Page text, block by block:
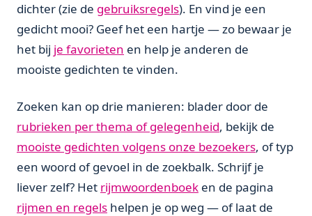
dichter (zie de gebruiksregels). En vind je een
gedicht mooi? Geef het een hartje — zo bewaar je
het bij je favorieten en help je anderen de
mooiste gedichten te vinden.
Zoeken kan op drie manieren: blader door de
rubrieken per thema of gelegenheid, bekijk de
mooiste gedichten volgens onze bezoekers, of typ
een woord of gevoel in de zoekbalk. Schrijf je
liever zelf? Het rijmwoordenboek en de pagina
rijmen en regels helpen je op weg — of laat de